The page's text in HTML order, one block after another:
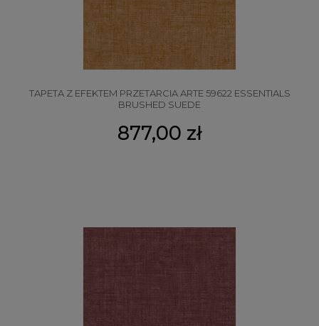
TAPETA Z EFEKTEM PRZETARCIA ARTE 59622 ESSENTIALS
BRUSHED SUEDE
877,00 zł